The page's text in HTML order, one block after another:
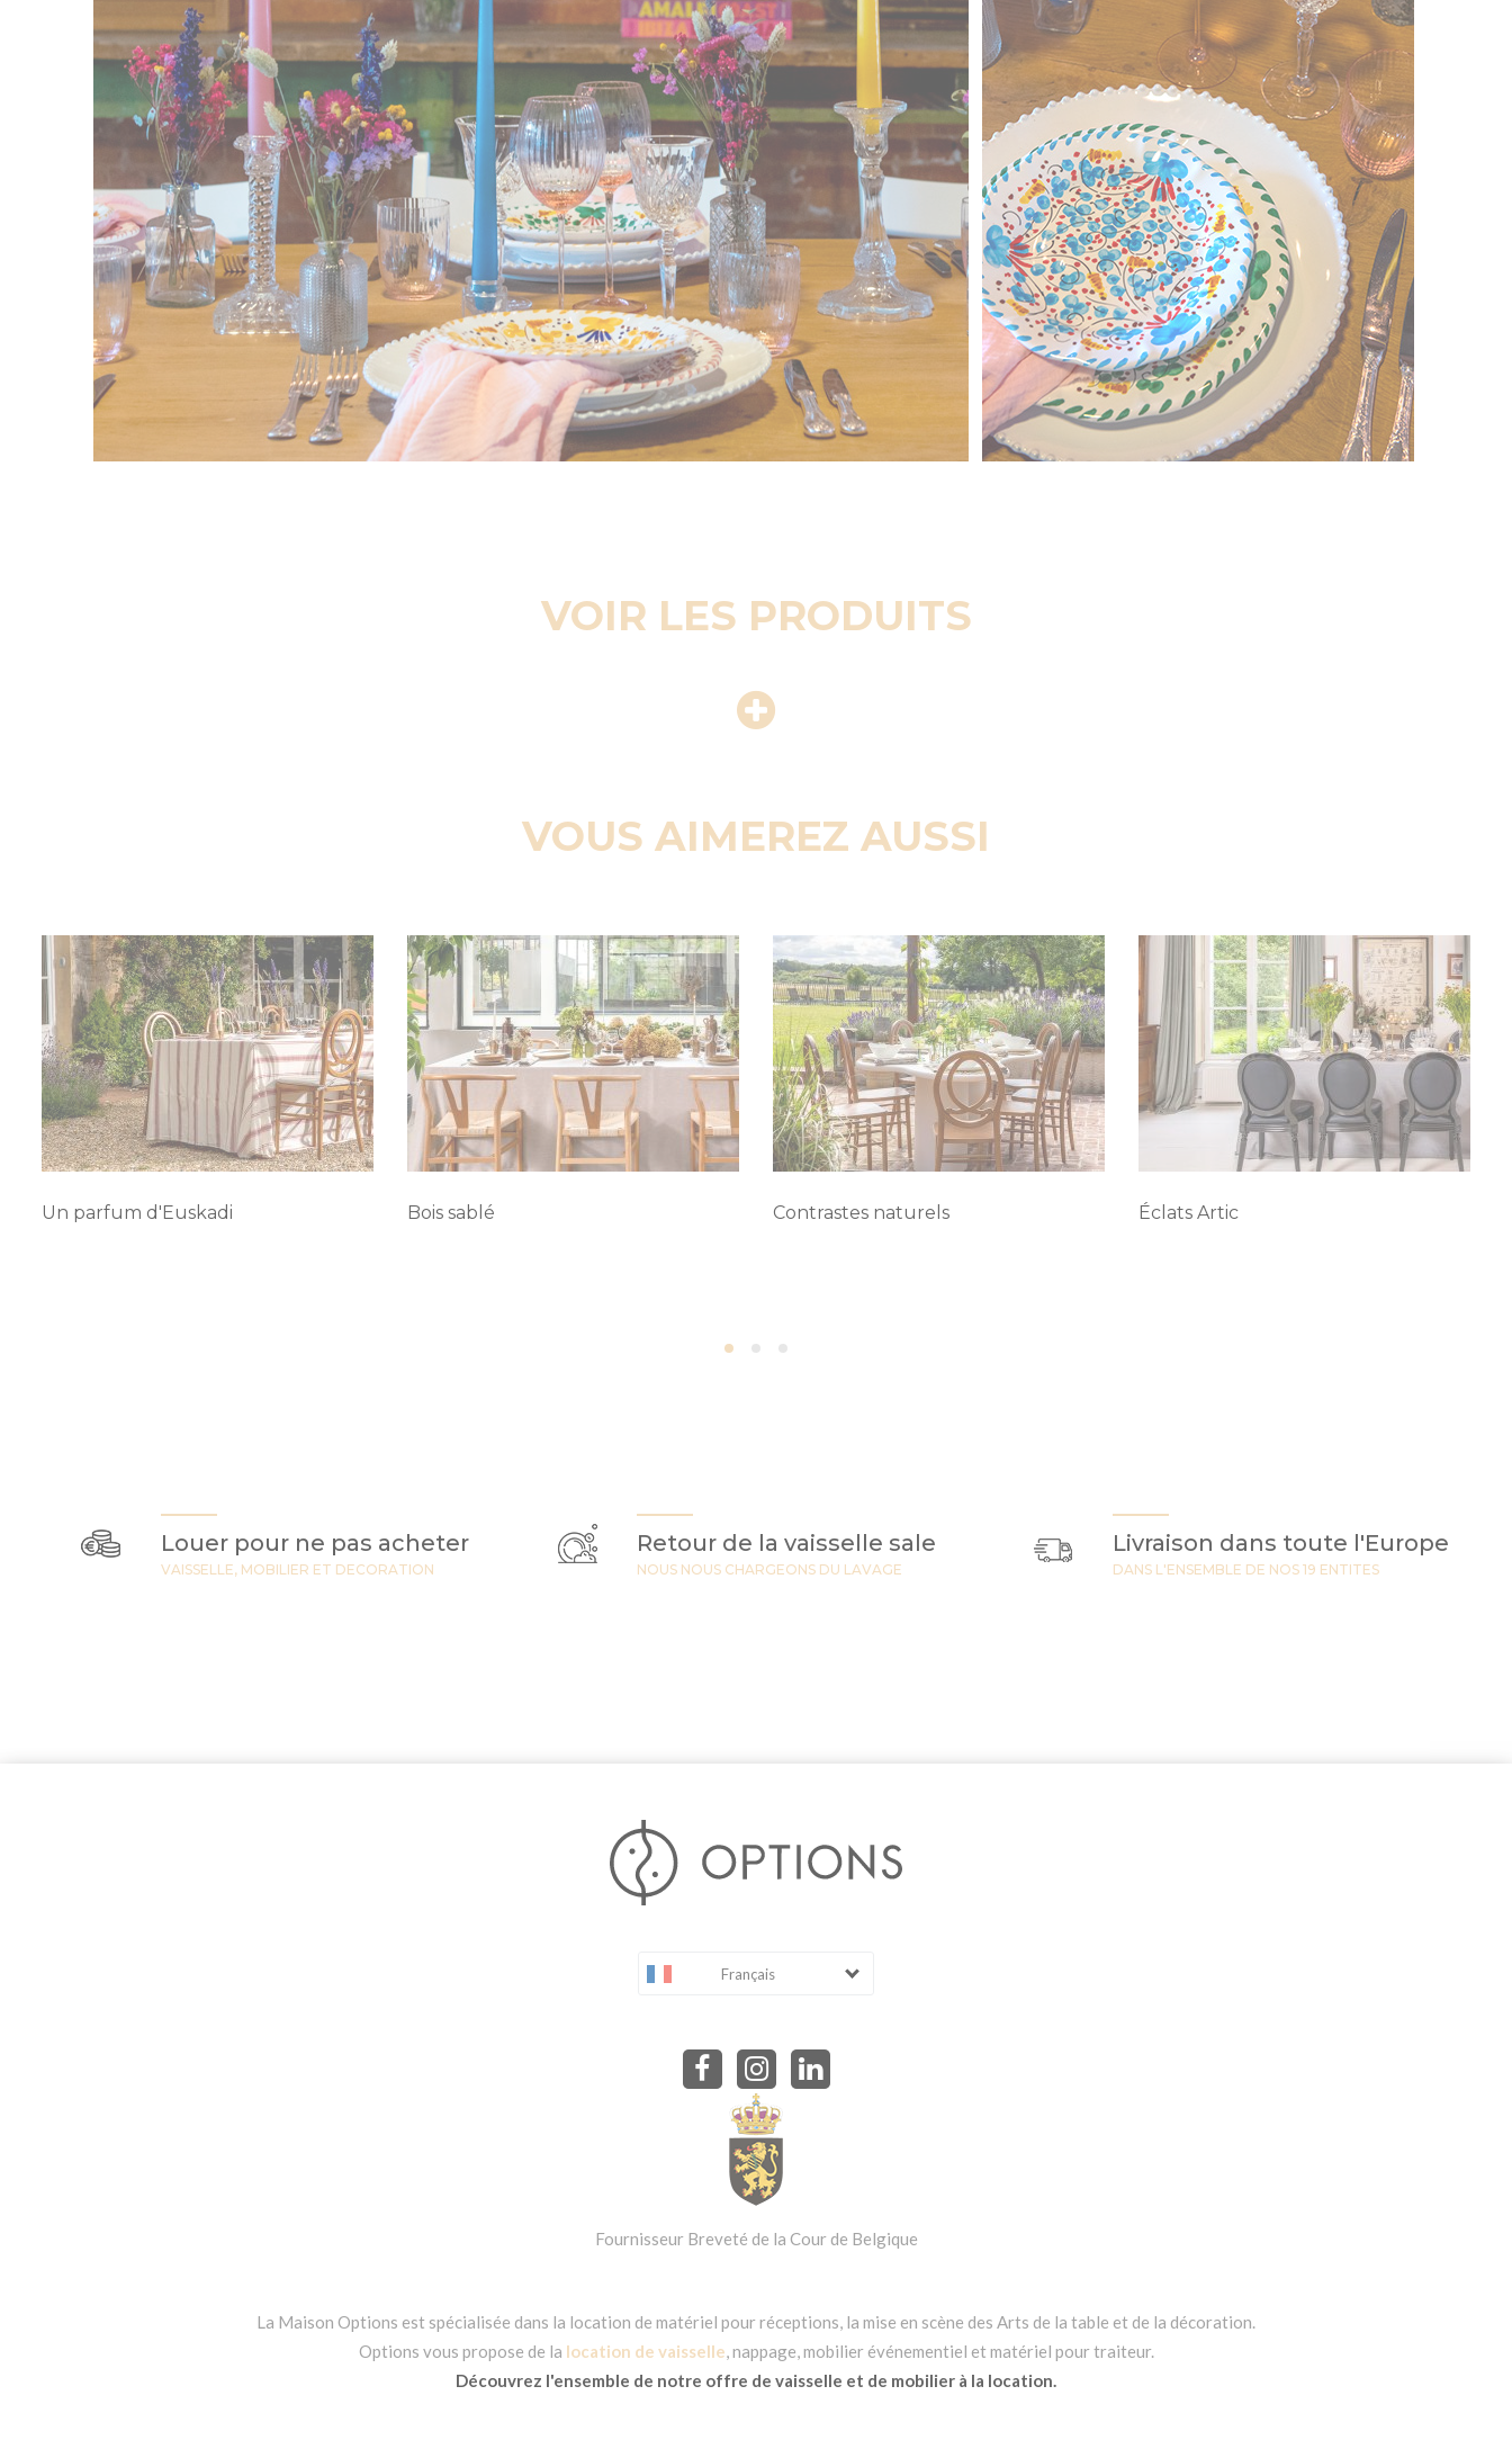
VOIR LES PRODUITS
VOUS AIMEREZ AUSSI
Un parfum d'Euskadi Bois sablé Contrastes naturels Éclats Artic
Louer pour ne pas acheter
VAISSELLE, MOBILIER ET DECORATION
Retour de la vaisselle sale
NOUS NOUS CHARGEONS DU LAVAGE
Livraison dans toute l'Europe
DANS L'ENSEMBLE DE NOS 19 ENTITES
Français
Fournisseur Breveté de la Cour de Belgique
La Maison Options est spécialisée dans la location de matériel pour réceptions, la mise en scène des Arts de la table et de la décoration.
Options vous propose de la location de vaisselle, nappage, mobilier événementiel et matériel pour traiteur.
Découvrez l'ensemble de notre offre de vaisselle et de mobilier à la location.